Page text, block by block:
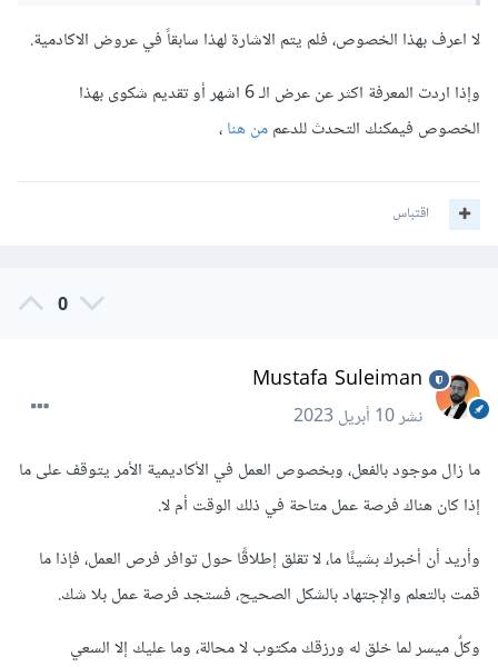
لا اعرف بهذا الخصوص، فلم يتم الاشارة لهذا سابقاً في عروض الاكادمية.
وإذا اردت المعرفة اكثر عن عرض الـ 6 اشهر أو تقديم شكوى بهذا
الخصوص فيمكنك التحدث للدعممن هنا
اقتباس
0
Mustafa Suleiman
نشر10 أبريل 2023
ما زال موجود بالفعل، وبخصوص العمل في الأكاديمية الأمر يتوقف على ما
إذا كان هناك فرصة عمل متاحة في ذلك الوقت أم لا.
وأريد أن أخبرك بشيئًا ما، لا تقلق إطلاقًا حول توافر فرص العمل، فإذا ما
قمت بالتعلم والإجتهاد بالشكل الصحيح، فستجد فرصة عمل بلا شك.
وكلٌ ميسر لما خلق له ورزقك مكتوب لا محالة، وما عليك إلا السعي